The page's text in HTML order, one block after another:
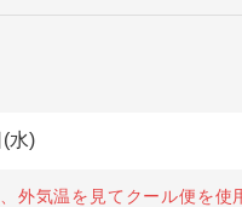
外気温を見てクール便を使